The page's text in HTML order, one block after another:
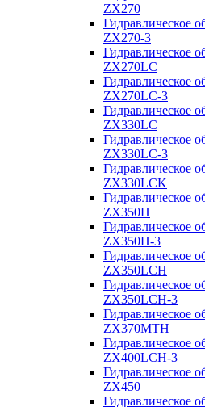
ZX270
Гидравлическое
ZX270-3
Гидравлическое
ZX270LC
Гидравлическое
ZX270LC-3
Гидравлическое
ZX330LC
Гидравлическое
ZX330LC-3
Гидравлическое
ZX330LCK
Гидравлическое
ZX350H
Гидравлическое
ZX350H-3
Гидравлическое
ZX350LCH
Гидравлическое
ZX350LCH-3
Гидравлическое
ZX370MTH
Гидравлическое
ZX400LCH-3
Гидравлическое
ZX450
Гидравлическое